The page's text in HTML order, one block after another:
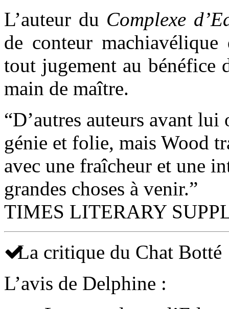
L’auteur du Complexe
de conteur
tout jugement au bénéfice
main de maître.
“D’autres auteurs avant
génie et folie, mais Wood
avec une fraîcheur et une
grandes choses à venir.”
TIMES LITERARY
La critique du Chat Botté
L’avis de Delphine :